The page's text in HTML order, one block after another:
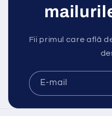
Fii primul care află
E-mail